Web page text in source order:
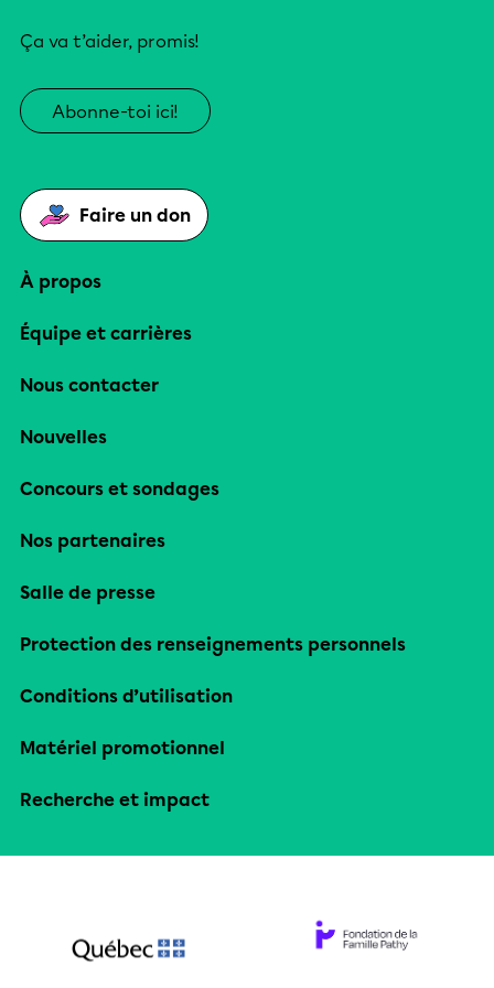
Ça va t’aider, promis!
Abonne-toi ici!
Faire un don
À propos
Équipe et carrières
Nous contacter
Nouvelles
Concours et sondages
Nos partenaires
Salle de presse
Protection des renseignements personnels
Conditions d’utilisation
Matériel promotionnel
Recherche et impact